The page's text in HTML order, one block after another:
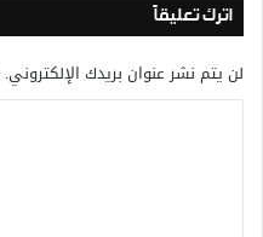
اترك تعليقاً
لن يتم نشر عنوان بريدك الإلكتروني.